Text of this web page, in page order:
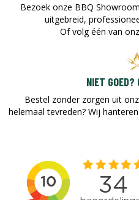
Bezoek onze BBQ
uitgebreid,
Of volg één van
NIET GOED?
Bestel zonder zorgen uit
helemaal tevreden? Wij